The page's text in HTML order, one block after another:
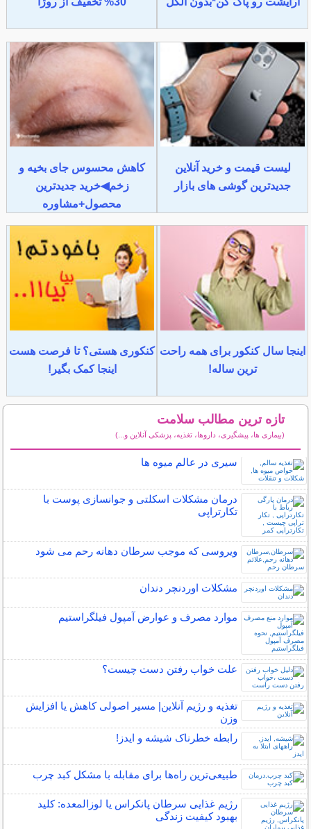
لیست قیمت و خرید آنلاین
جدیدترین گوشی های بازار
کاهش محسوس جای بخیه و
زخم◀خرید جدیدترین
محصول+مشاوره
اینجا سال کنکور برای همه راحت
ترین ساله!
کنکوری هستی؟ تا فرصت هست
اینجا کمک بگیر!
تازه ترین مطالب سلامت
(بیماری ها، پیشگیری، داروها، تغذیه، پزشکی آنلاین و...)
سیری در عالم میوه‌ ها
درمان مشکلات اسکلتی و جوانسازی پوست با
تکارتراپی
ویروسی که موجب سرطان دهانه رحم می شود
مشکلات اوردنچر دندان
موارد مصرف و عوارض آمپول فیلگراستیم
علت خواب رفتن دست چیست؟
تغذیه و رژیم آنلاین| مسیر اصولی کاهش یا افزایش
وزن
رابطه خطرناک شیشه و ایدز!
طبیعی‌ترین راه‌ها برای مقابله با مشکل کبد چرب
رژیم غذایی سرطان پانکراس یا لوزالمعده: کلید
بهبود کیفیت زندگی